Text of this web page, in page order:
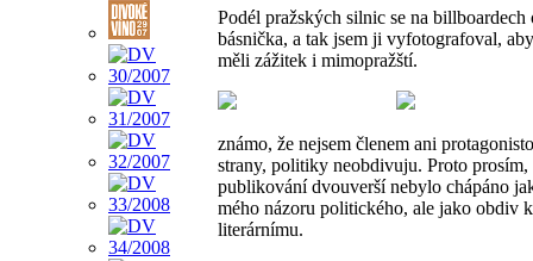
Podél pražských silnic se na billboardech
básnička, a tak jsem ji vyfotografoval,
měli zážitek i mimopražští.
známo, že nejsem členem ani
strany, politiky neobdivuju. Proto prosím,
publikování dvouverší nebylo chápáno
mého názoru politického, ale jako obdiv
literárnímu.